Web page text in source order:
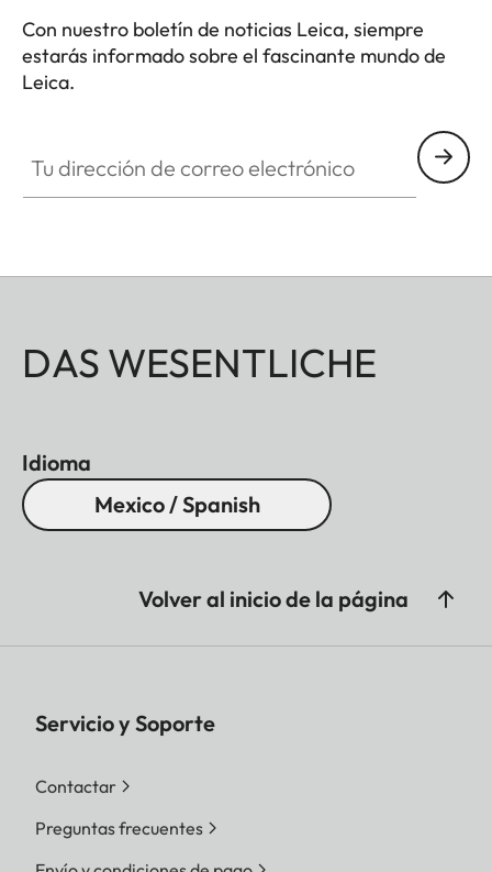
Con nuestro boletín de noticias Leica, siempre
estarás informado sobre el fascinante mundo de
Leica.
DAS WESENTLICHE
Idioma
Mexico / Spanish
Volver al inicio de la página
Servicio y Soporte
Contactar
Preguntas frecuentes